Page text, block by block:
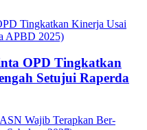
OPD Tingkatkan
Setujui Raperda